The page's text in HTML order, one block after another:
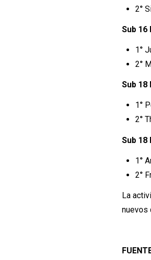
2°
Sub 16
1°
2°
Sub 18
1°
2°
Sub 18
1°
2°
La
nuevos